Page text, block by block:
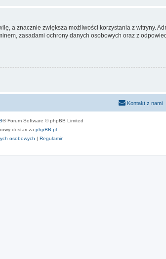
a znacznie zwiększa możliwości korzystania z witryny.
zasadami ochrony danych osobowych oraz z
Kontakt z nami
® Forum Software © phpBB Limited
dostarcza phpBB.pl
osobowych | Regulamin